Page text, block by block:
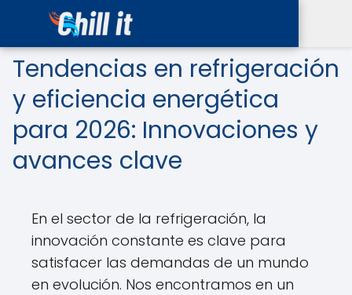
Tendencias en refrigeración
y eficiencia energética
para 2026: Innovaciones y
avances clave
En el sector de la refrigeración, la
innovación constante es clave para
satisfacer las demandas de un mundo
en evolución. Nos encontramos en un